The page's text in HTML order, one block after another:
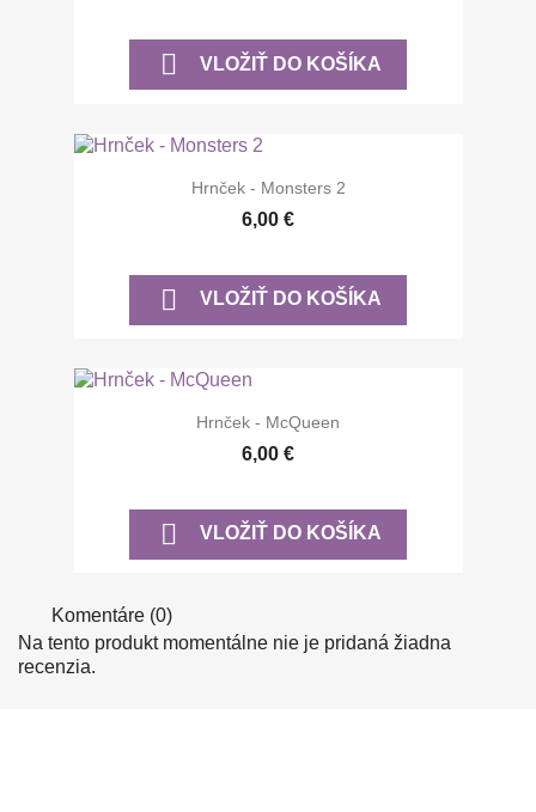
 VLOŽIŤ DO KOŠÍKA
Hrnček - Monsters 2
6,00 €
 VLOŽIŤ DO KOŠÍKA
Hrnček - McQueen
6,00 €
 VLOŽIŤ DO KOŠÍKA
Komentáre (0)
Na tento produkt momentálne nie je pridaná žiadna
recenzia.